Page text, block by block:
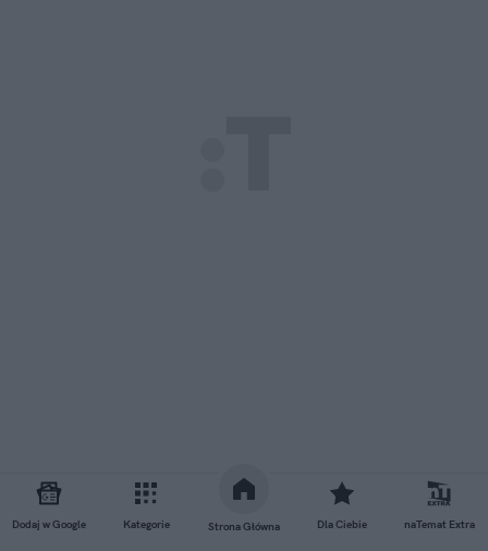
Dodaj w Google Kategorie Strona Główna Dla Ciebie naTemat Extra